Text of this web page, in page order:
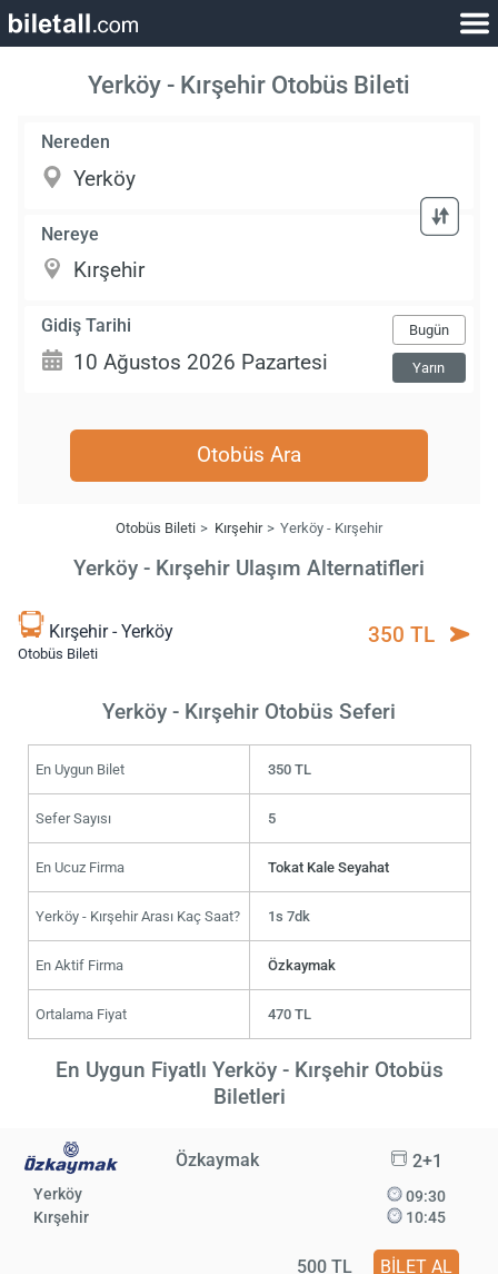
Yerköy - Kırşehir Otobüs Bileti
Nereden
Nereye
Gidiş Tarihi Bugün
Yarın
Otobüs Ara
Otobüs Bileti Kırşehir Yerköy - Kırşehir
Yerköy - Kırşehir Ulaşım Alternatifleri
Kırşehir - Yerköy
Otobüs Bileti
350 TL
Yerköy - Kırşehir Otobüs Seferi
En Uygun Bilet 350 TL
Sefer Sayısı 5
En Ucuz Firma Tokat Kale Seyahat
Yerköy - Kırşehir Arası Kaç Saat? 1s 7dk
En Aktif Firma Özkaymak
Ortalama Fiyat 470 TL
En Uygun Fiyatlı Yerköy - Kırşehir Otobüs
Biletleri
Özkaymak 2+1
Yerköy
Kırşehir
09:30
10:45
500 TL BİLET AL